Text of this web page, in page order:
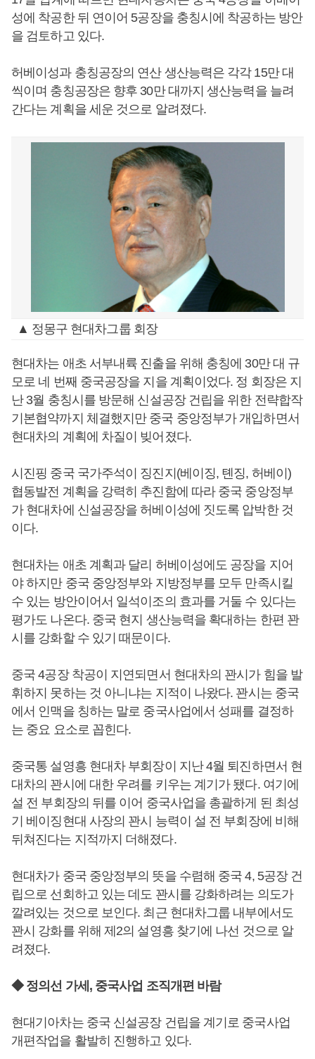
성에 착공한 뒤 연이어 5공장을 충칭시에 착공하는 방안
을 검토하고 있다.
허베이성과 충칭공장의 연산 생산능력은 각각 15만 대
씩이며 충칭공장은 향후 30만 대까지 생산능력을 늘려
간다는 계획을 세운 것으로 알려졌다.
▲ 정몽구 현대차그룹 회장
현대차는 애초 서부내륙 진출을 위해 충칭에 30만 대 규
모로 네 번째 중국공장을 지을 계획이었다. 정 회장은 지
난 3월 충칭시를 방문해 신설공장 건립을 위한 전략합작
기본협약까지 체결했지만 중국 중앙정부가 개입하면서
현대차의 계획에 차질이 빚어졌다.
시진핑 중국 국가주석이 징진지(베이징, 톈징, 허베이)
협동발전 계획을 강력히 추진함에 따라 중국 중앙정부
가 현대차에 신설공장을 허베이성에 짓도록 압박한 것
이다.
현대차는 애초 계획과 달리 허베이성에도 공장을 지어
야 하지만 중국 중앙정부와 지방정부를 모두 만족시킬
수 있는 방안이어서 일석이조의 효과를 거둘 수 있다는
평가도 나온다. 중국 현지 생산능력을 확대하는 한편 꽌
시를 강화할 수 있기 때문이다.
중국 4공장 착공이 지연되면서 현대차의 꽌시가 힘을 발
휘하지 못하는 것 아니냐는 지적이 나왔다. 꽌시는 중국
에서 인맥을 칭하는 말로 중국사업에서 성패를 결정하
는 중요 요소로 꼽힌다.
중국통 설영흥 현대차 부회장이 지난 4월 퇴진하면서 현
대차의 꽌시에 대한 우려를 키우는 계기가 됐다. 여기에
설 전 부회장의 뒤를 이어 중국사업을 총괄하게 된 최성
기 베이징현대 사장의 꽌시 능력이 설 전 부회장에 비해
뒤쳐진다는 지적까지 더해졌다.
현대차가 중국 중앙정부의 뜻을 수렴해 중국 4, 5공장 건
립으로 선회하고 있는 데도 꽌시를 강화하려는 의도가
깔려있는 것으로 보인다. 최근 현대차그룹 내부에서도
꽌시 강화를 위해 제2의 설영흥 찾기에 나선 것으로 알
려졌다.
◆ 정의선 가세, 중국사업 조직개편 바람
현대기아차는 중국 신설공장 건립을 계기로 중국사업
개편작업을 활발히 진행하고 있다.